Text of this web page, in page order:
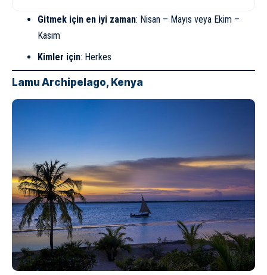
Gitmek için en iyi zaman: Nisan – Mayıs veya Ekim –
Kasım
Kimler için: Herkes
Lamu Archipelago, Kenya